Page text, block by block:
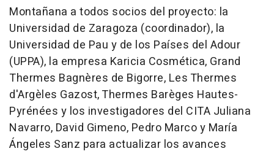
Montañana a todos socios del proyecto: la
Universidad de Zaragoza (coordinador), la
Universidad de Pau y de los Países del Adour
(UPPA), la empresa Karicia Cosmética, Grand
Thermes Bagnères de Bigorre, Les Thermes
d'Argèles Gazost, Thermes Barèges Hautes-
Pyrénées y los investigadores del CITA Juliana
Navarro, David Gimeno, Pedro Marco y María
Ángeles Sanz para actualizar los avances